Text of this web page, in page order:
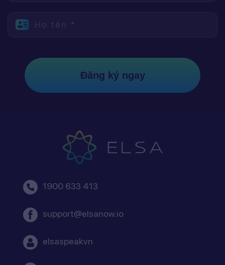
Họ tên *
Đăng ký ngay
1900 633 413
support@elsanow.io
elsaspeakvn